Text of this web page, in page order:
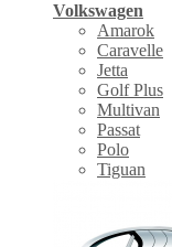
Volkswagen
Amarok
Caravelle
Jetta
Golf Plus
Multivan
Passat
Polo
Tiguan